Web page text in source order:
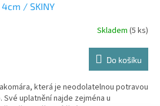
4cm / SKINY
Skladem (5 ks)
Do košíku
která je neodolatelnou potravou
uplatnění najde zejména u